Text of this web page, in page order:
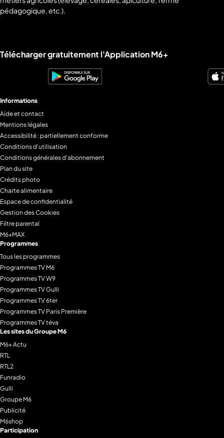
pédagogique, etc.).
Liens utiles M6+.
Télécharger gratuitement l'Application M6+
Informations
Aide et contact
Mentions légales
Accessibilité : partiellement conforme
Conditions d'utilisation
Conditions générales d'abonnement
Plan du site
Crédits photo
Charte alimentaire
Espace de confidentialité
Gestion des Cookies
Filtre parental
M6+MAX
Programmes
Tous les programmes
Programmes TV M6
Programmes TV W9
Programmes TV Gulli
Programmes TV 6ter
Programmes TV Paris Première
Programmes TV téva
Les sites du Groupe M6
M6+ Actu
RTL
RTL2
Funradio
Gulli
Groupe M6
Publicité
M6shop
Participation